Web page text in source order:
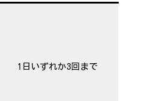
1日いずれか3回まで